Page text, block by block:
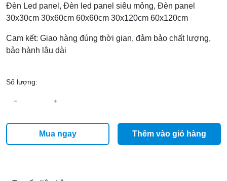
Đèn Led panel, Đèn led panel siêu mỏng, Đèn panel
30x30cm 30x60cm 60x60cm 30x120cm 60x120cm
Cam kết: Giao hàng đúng thời gian, đảm bảo chất lượng,
bảo hành lâu dài
Số lượng:
Mua ngay Thêm vào giỏ hàng